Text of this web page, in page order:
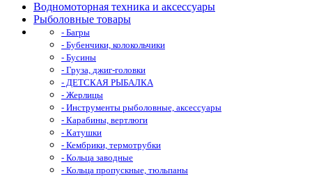
Водномоторная техника и аксессуары
Рыболовные товары
- Багры
- Бубенчики, колокольчики
- Бусины
- Груза, джиг-головки
- ДЕТСКАЯ РЫБАЛКА
- Жерлицы
- Инструменты рыболовные, аксессуары
- Карабины, вертлюги
- Катушки
- Кембрики, термотрубки
- Кольца заводные
- Кольца пропускные, тюльпаны